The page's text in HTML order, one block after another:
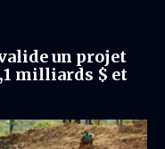
un projet
milliards $ et